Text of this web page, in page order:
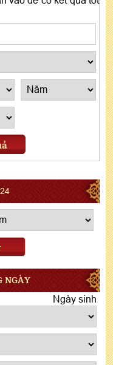
NGÀY
Ngày sinh